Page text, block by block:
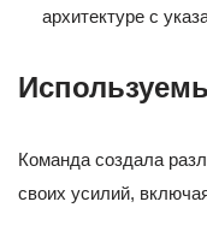
архитектуре с
Команда создала
своих усилий,